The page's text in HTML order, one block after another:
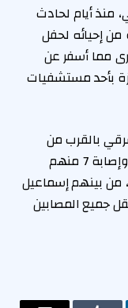
منذ أيام لحادث
إحيائه لحفل
مما أسفر عن
بأحد مستشفيات
بالقرب من
مركز ملوي، وأسفر عن وفاة 3 أشخاص وإصابة 7 منهم
من بينهم إسماعيل
جميع المصابين